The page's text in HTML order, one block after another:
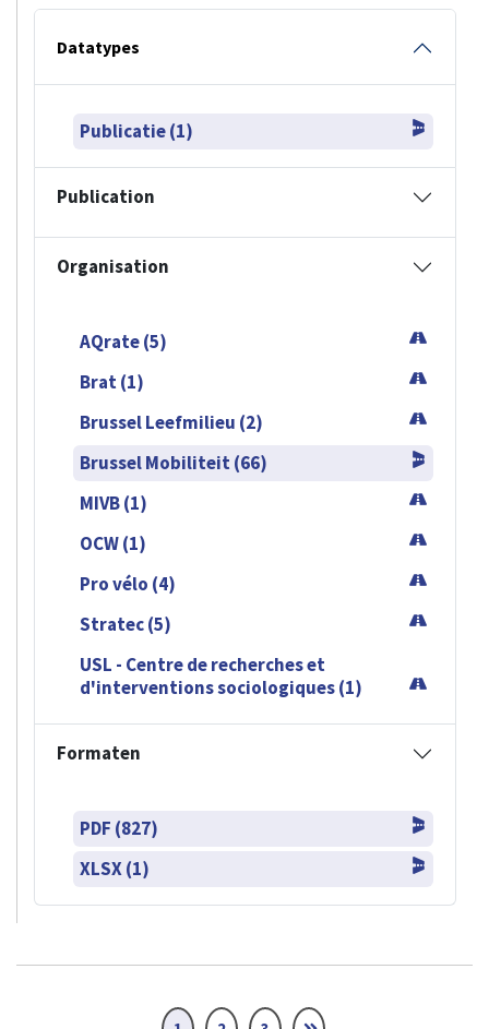
Datatypes
Publicatie (1)
Publication
Organisation
AQrate (5)
Brat (1)
Brussel Leefmilieu (2)
Brussel Mobiliteit (66)
MIVB (1)
OCW (1)
Pro vélo (4)
Stratec (5)
USL - Centre de recherches et
d'interventions sociologiques (1)
Formaten
PDF (827)
XLSX (1)